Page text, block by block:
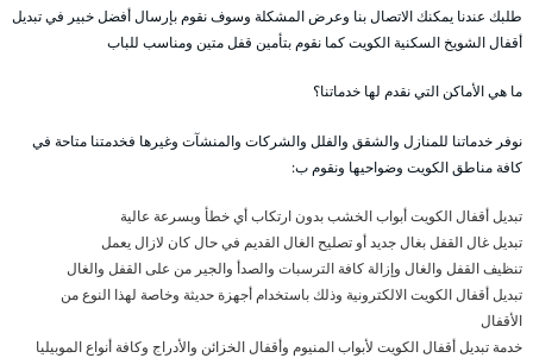
طلبك عندنا يمكنك الاتصال بنا وعرض المشكلة وسوف نقوم بإرسال أفضل خبير في تبديل
أقفال الشويخ السكنية الكويت كما نقوم بتأمين قفل متين ومناسب للباب
ما هي الأماكن التي نقدم لها خدماتنا؟
نوفر خدماتنا للمنازل والشقق والفلل والشركات والمنشآت وغيرها فخدمتنا متاحة في
كافة مناطق الكويت وضواحيها ونقوم ب:
تبديل أقفال الكويت أبواب الخشب بدون ارتكاب أي خطأ وبسرعة عالية
تبديل غال القفل بغال جديد أو تصليح الغال القديم في حال كان لازال يعمل
تنظيف القفل والغال وإزالة كافة الترسبات والصدأ والجير من على القفل والغال
تبديل أقفال الكويت الالكترونية وذلك باستخدام أجهزة حديثة وخاصة لهذا النوع من
الأقفال
خدمة تبديل أقفال الكويت لأبواب المنيوم وأقفال الخزائن والأدراج وكافة أنواع الموبيليا